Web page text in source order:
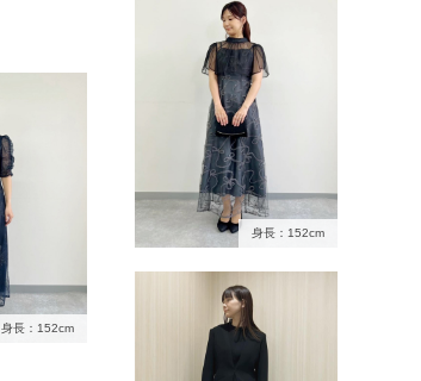
身長：152cm
身長：152cm